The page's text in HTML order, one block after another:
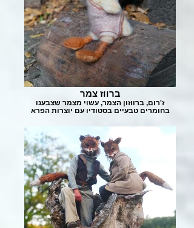
ברווז צמר
ז'רום, ברווזון הצמר, עשוי מצמר שצבענו
בחומרים טבעיים בסטודיו עם יוצרות הפרא